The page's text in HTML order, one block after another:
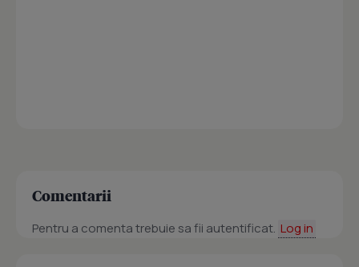
Comentarii
Pentru a comenta trebuie sa fii autentificat. Log in